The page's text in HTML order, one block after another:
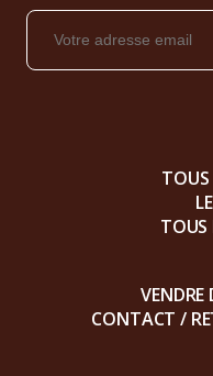
TOUS
TOUS
VENDRE
CONTACT /